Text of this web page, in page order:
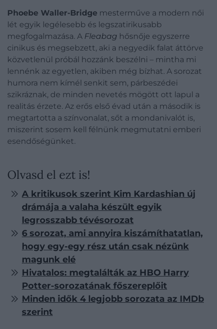
Phoebe Waller-Bridge mesterműve a modern női
lét egyik legélesebb és legszatirikusabb
megfogalmazása. A Fleabag hősnője egyszerre
cinikus és megsebzett, aki a negyedik falat áttörve
közvetlenül próbál hozzánk beszélni – mintha mi
lennénk az egyetlen, akiben még bízhat. A sorozat
humora nem kímél senkit sem, párbeszédei
szikráznak, de minden nevetés mögött ott lapul a
realitás érzete. Az erős első évad után a második is
megtartotta a színvonalat, sőt a mondanivalót is,
miszerint sosem kell félnünk megmutatni emberi
esendőségünket.
Olvasd el ezt is!
A kritikusok szerint Kim Kardashian új
drámája a valaha készült egyik
legrosszabb tévésorozat
6 sorozat, ami annyira kiszámíthatatlan,
hogy egy-egy rész után csak nézünk
magunk elé
Hivatalos: megtalálták az HBO Harry
Potter-sorozatának főszereplőit
Minden idők 4 legjobb sorozata az IMDb
szerint